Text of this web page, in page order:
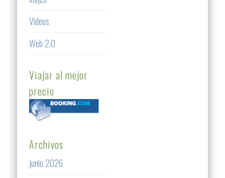
Videos
Web 2.0
Viajar al mejor
precio
Archivos
junio 2026